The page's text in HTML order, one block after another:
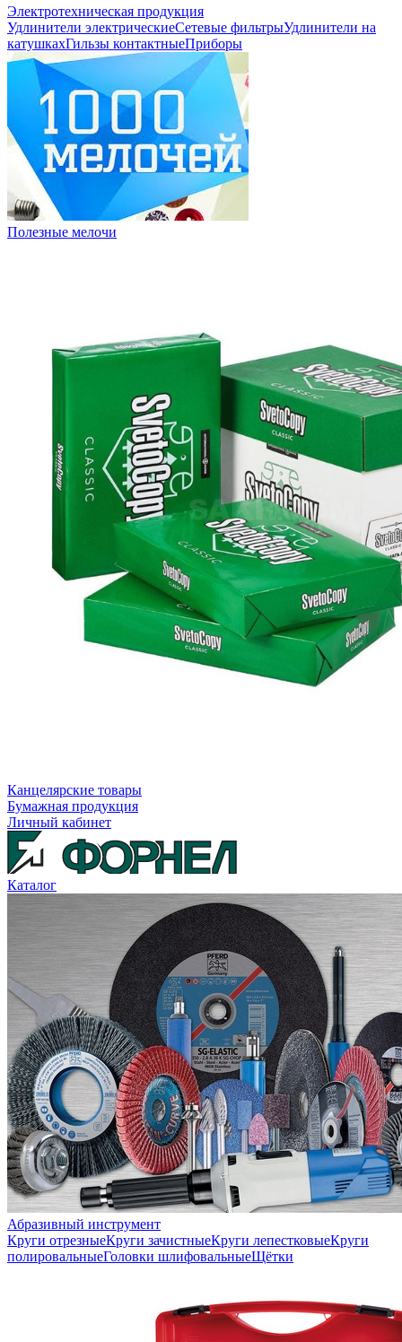
Электротехническая продукция
Удлинители электрическиеСетевые фильтрыУдлинители на
катушкахГильзы контактныеПриборы
Полезные мелочи
Канцелярские товары
Бумажная продукция
Личный кабинет
Каталог
Абразивный инструмент
Круги отрезныеКруги зачистныеКруги лепестковыеКруги
полировальныеГоловки шлифовальныеЩётки